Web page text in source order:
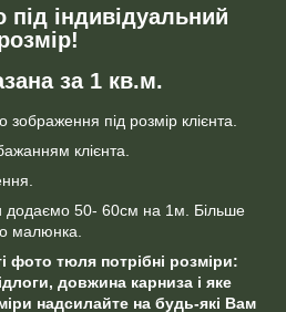
індивідуальний
за 1 кв.м.
під розмір клієнта.
клієнта.
додаємо 50- 60см на 1м. Більше
малюнка.
фото тюля потрібні розміри:
довжина карниза і яке
надсилайте на будь-які Вам